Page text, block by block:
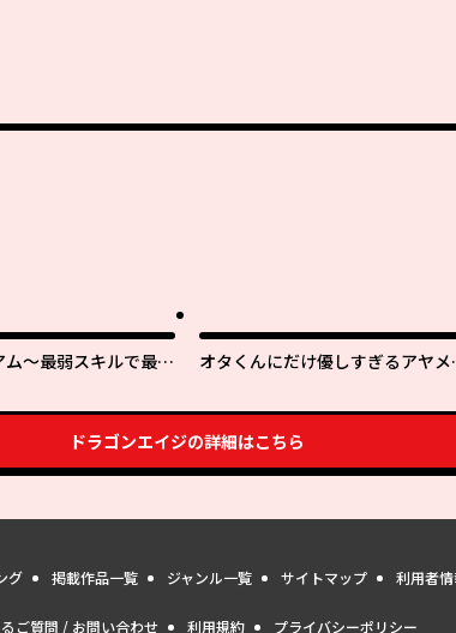
～最弱スキルで最強
オタくんにだけ優しすぎるアヤメ
ドラゴンエイジの詳細はこちら
グ 掲載作品一覧 ジャンル一覧 サイトマップ 利用者
ご質問 / お問い合わせ 利用規約 プライバシーポリシー